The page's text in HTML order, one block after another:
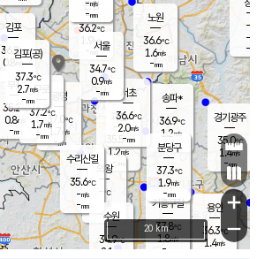
과천
35.5℃
1.2m/s
- mm
용인
36.3℃
1.4m/s
경기광주
35.0℃
1.4m/s
-mm
창
-
-m/
-
의왕
- ℃
m/s
mm
김포
36.2℃
0.8 m/s
mm
광명
37.0
℃
1.7 m/s
-mm
부천
35.2℃
0.8m/s
-mm
구로
37.2℃
1.7m/s
-mm
은평
36.2℃
1.9 m/s
- mm
노원
36.6℃
1.6m/s
-mm
송파*
36.9℃
1.2m/s
-mm
서초
36.6℃
2.0m/s
-mm
기흥구갈
37.8℃
1.8m/s
-
수리산길
35.6℃
-m/s
-mm
분당구
37.3℃
1.9m/s
-mm
-m/s
-mm
김포(공)
37.3℃
2.7m/s
-mm
수원
34.9℃
2.1 m/s
서울
34.7℃
0.9m/s
-mm
+
−
20 km